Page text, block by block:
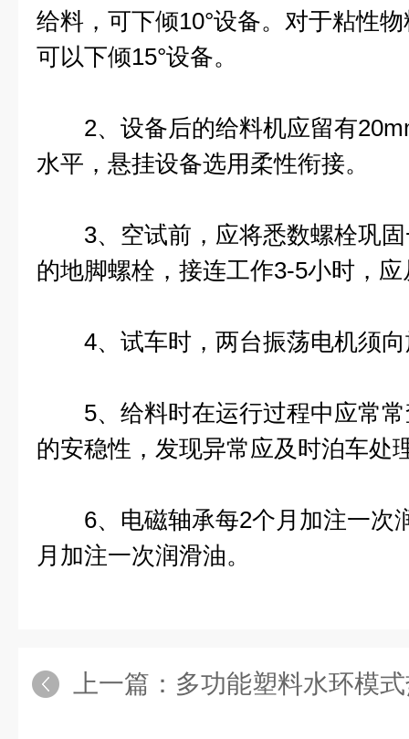
给料，可下倾10°设备。对于粘性
可以下倾15°设备。
2、设备后的给料机应留有
水平，悬挂设备选用柔性衔接。
3、空试前，应将悉数螺栓巩固
的地脚螺栓，接连工作3-5小时，
4、试车时，两台振荡电机须向
5、给料时在运行过程中应常常
的安稳性，发现异常应及时泊车处
6、电磁轴承每2个月加注一次
月加注一次润滑油。
上一篇： 多功能塑料水环模